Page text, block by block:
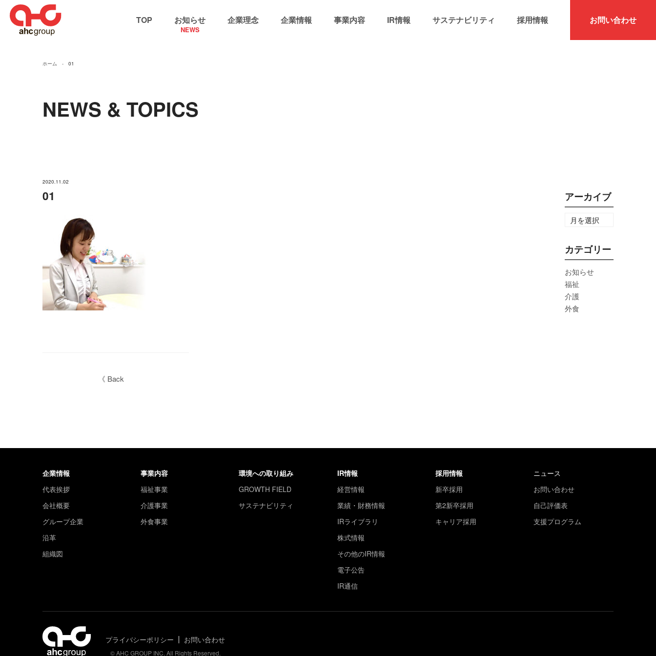
TOP お知らせ
NEWS
企業理念 企業情報 事業内容 IR情報 サステナビリティ 採用情報 お問い合わせ
ホーム 01
NEWS & TOPICS
2020.11.02
01
《 Back
アーカイブ
カテゴリー
お知らせ
福祉
介護
外食
企業情報
代表挨拶
会社概要
グループ企業
沿革
組織図
事業内容
福祉事業
介護事業
外食事業
環境への取り組み
GROWTH FIELD
サステナビリティ
IR情報
経営情報
業績・財務情報
IRライブラリ
株式情報
その他のIR情報
電子公告
IR通信
採用情報
新卒採用
第2新卒採用
キャリア採用
ニュース
お問い合わせ
自己評価表
支援プログラム
プライバシーポリシー お問い合わせ
© AHC GROUP INC. All Rights Reserved.